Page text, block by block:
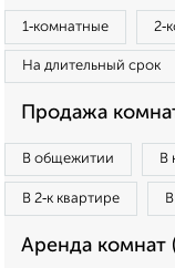
1‑комнатные
На длительный срок
Продажа
В общежитии В
В 2‑к квартире
Аренда комнат